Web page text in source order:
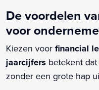
De voordelen
voor
Kiezen voor financial
jaarcijfers betekent
zonder een grote hap